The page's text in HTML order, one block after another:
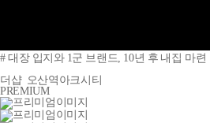
# 대장 입지와 1군 브랜드, 10년 후 내집 마련
더샵 오산역아크시티
PREMIUM